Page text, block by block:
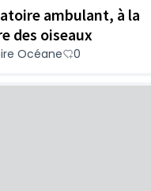
ambulant, à la
des oiseaux
Océane 0